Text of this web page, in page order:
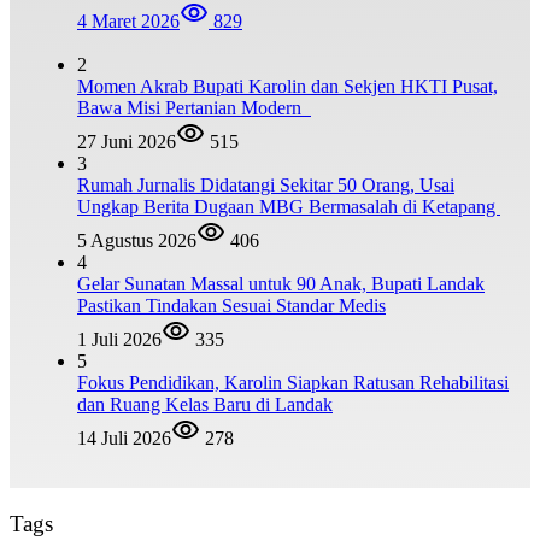
4 Maret 2026
829
2
Momen Akrab Bupati Karolin dan Sekjen HKTI Pusat,
Bawa Misi Pertanian Modern
27 Juni 2026
515
3
Rumah Jurnalis Didatangi Sekitar 50 Orang, Usai
Ungkap Berita Dugaan MBG Bermasalah di Ketapang
5 Agustus 2026
406
4
Gelar Sunatan Massal untuk 90 Anak, Bupati Landak
Pastikan Tindakan Sesuai Standar Medis
1 Juli 2026
335
5
Fokus Pendidikan, Karolin Siapkan Ratusan Rehabilitasi
dan Ruang Kelas Baru di Landak
14 Juli 2026
278
Tags